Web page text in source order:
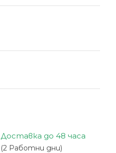
Доставка до 48 часа
(2 Работни дни)